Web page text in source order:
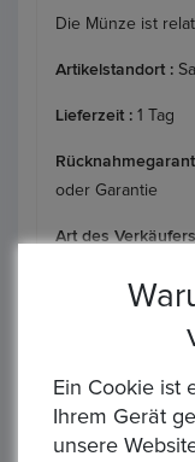
Die Münze ist
Artikelstandort :
Lieferzeit : 1 Tag
oder Garantie
Art des
Art der Steuer :
Ein Cookie ist
Ihrem Gerät
unsere